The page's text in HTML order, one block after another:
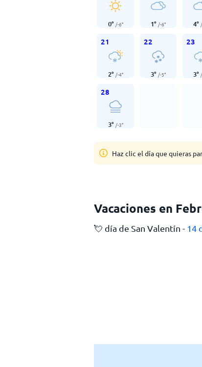
0° /-6° 1° /-6° 4° /
21
2° /-4°
22
3° /-5°
23
3° /
28
3° /-3°
Haz clic el día que quieras
Vacaciones en
💘 día de San Valentín - 14